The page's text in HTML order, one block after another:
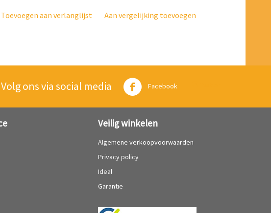
Toevoegen aan verlanglijst Aan vergelijking toevoegen
Volg ons via social media Facebook
Veilig winkelen
Algemene verkoopvoorwaarden
Privacy policy
Ideal
Garantie